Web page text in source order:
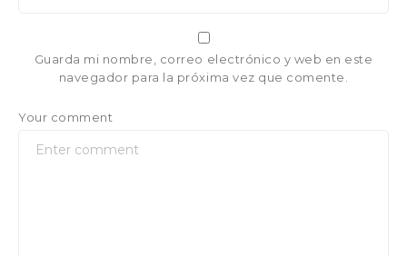
Guarda mi nombre, correo electrónico y web en este
navegador para la próxima vez que comente.
Your comment